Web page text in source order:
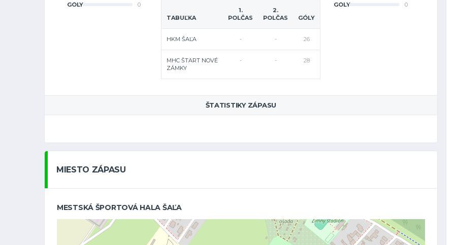
TABUĽKA
1.
POLČAS
2.
POLČAS
GÓLY
HKM ŠAĽA - - 26
MHC ŠTART NOVÉ
ZÁMKY
- - 28
GÓLY 0 GÓLY 0
ŠTATISTIKY ZÁPASU
MIESTO ZÁPASU
MESTSKÁ ŠPORTOVÁ HALA ŠAĽA